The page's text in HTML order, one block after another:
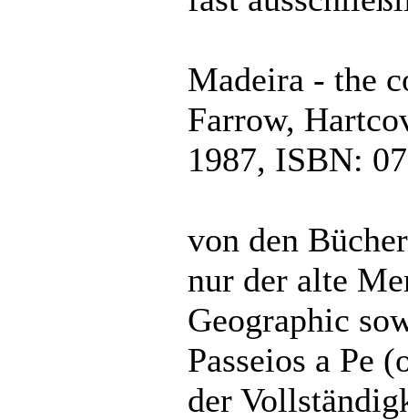
Madeira - the
Farrow,
1987, ISBN:
von den
nur der alte
Geographic
Passeios a Pe
der